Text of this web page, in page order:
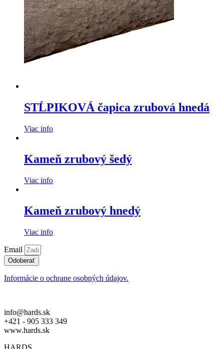
STĹPIKOVÁ čapica zrubová hnedá
Viac info
Kameň zrubový šedý
Viac info
Kameň zrubový hnedý
Viac info
Email
Odoberať
Informácie o ochrane osobných údajov.
info@hards.sk
+421 - 905 333 349
www.hards.sk
HARDS